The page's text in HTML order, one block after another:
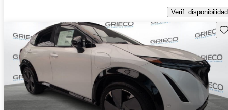
Verif. disponibilidad